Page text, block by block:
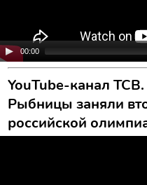
00:00
YouTube-канал
Рыбницы заняли
российской